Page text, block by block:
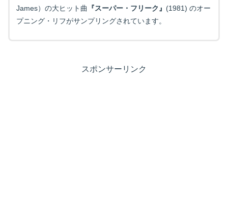
James）の大ヒット曲 『スーパー・フリーク』 (1981) のオー
プニング・リフがサンプリングされています。
スポンサーリンク